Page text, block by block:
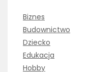
Biznes
Budownictwo
Dziecko
Edukacja
Hobby